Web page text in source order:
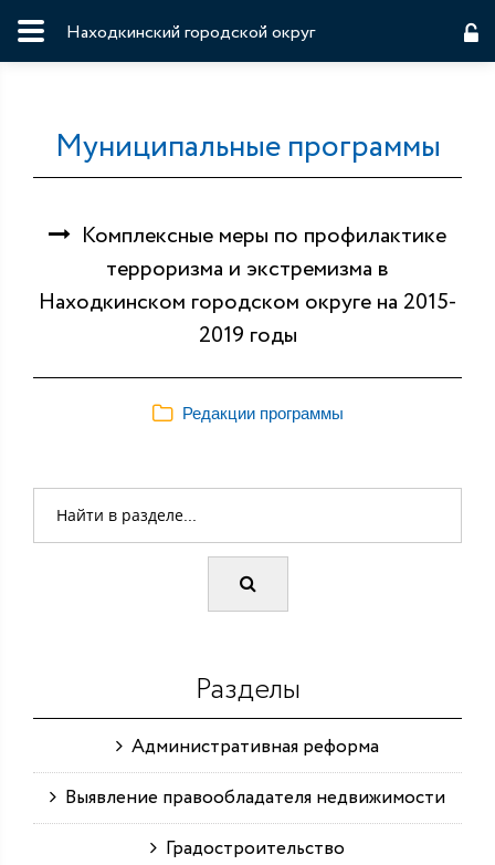
Находкинский городской округ
Муниципальные программы
Комплексные меры по профилактике
терроризма и экстремизма в
Находкинском городском округе на 2015-
2019 годы
Редакции программы
Разделы
Административная реформа
Выявление правообладателя недвижимости
Градостроительство